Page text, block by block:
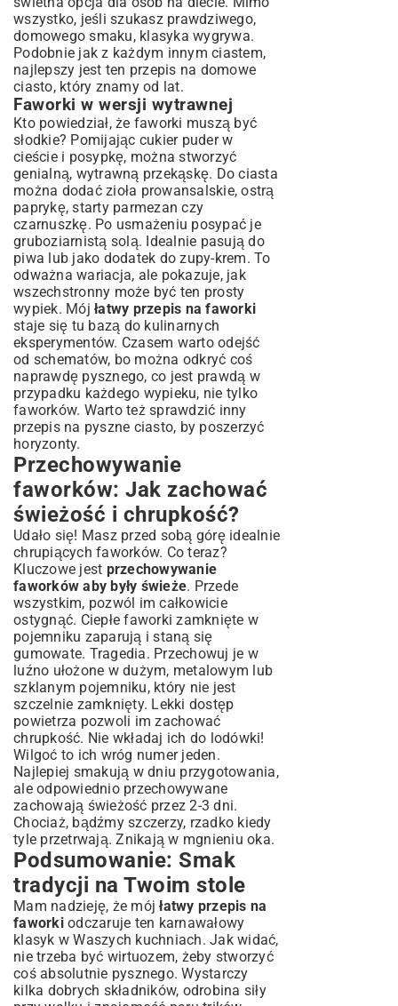
wszystko, jeśli szukasz prawdziwego,
domowego smaku, klasyka wygrywa.
Podobnie jak z każdym innym ciastem,
najlepszy jest ten przepis na domowe
ciasto, który znamy od lat.
Faworki w wersji wytrawnej
Kto powiedział, że faworki muszą być
słodkie? Pomijając cukier puder w
cieście i posypkę, można stworzyć
genialną, wytrawną przekąskę. Do ciasta
można dodać zioła prowansalskie, ostrą
paprykę, starty parmezan czy
czarnuszkę. Po usmażeniu posypać je
gruboziarnistą solą. Idealnie pasują do
piwa lub jako dodatek do zupy-krem. To
odważna wariacja, ale pokazuje, jak
wszechstronny może być ten prosty
wypiek. Mój łatwy przepis na faworki
staje się tu bazą do kulinarnych
eksperymentów. Czasem warto odejść
od schematów, bo można odkryć coś
naprawdę pysznego, co jest prawdą w
przypadku każdego wypieku, nie tylko
faworków. Warto też sprawdzić inny
przepis na pyszne ciasto, by poszerzyć
horyzonty.
Przechowywanie
faworków: Jak zachować
świeżość i chrupkość?
Udało się! Masz przed sobą górę idealnie
chrupiących faworków. Co teraz?
Kluczowe jest przechowywanie
faworków aby były świeże. Przede
wszystkim, pozwól im całkowicie
ostygnąć. Ciepłe faworki zamknięte w
pojemniku zaparują i staną się
gumowate. Tragedia. Przechowuj je w
luźno ułożone w dużym, metalowym lub
szklanym pojemniku, który nie jest
szczelnie zamknięty. Lekki dostęp
powietrza pozwoli im zachować
chrupkość. Nie wkładaj ich do lodówki!
Wilgoć to ich wróg numer jeden.
Najlepiej smakują w dniu przygotowania,
ale odpowiednio przechowywane
zachowają świeżość przez 2-3 dni.
Chociaż, bądźmy szczerzy, rzadko kiedy
tyle przetrwają. Znikają w mgnieniu oka.
Podsumowanie: Smak
tradycji na Twoim stole
Mam nadzieję, że mójłatwy przepis na
faworkiodczaruje ten karnawałowy
klasyk w Waszych kuchniach. Jak widać,
nie trzeba być wirtuozem, żeby stworzyć
coś absolutnie pysznego. Wystarczy
kilka dobrych składników, odrobina siły